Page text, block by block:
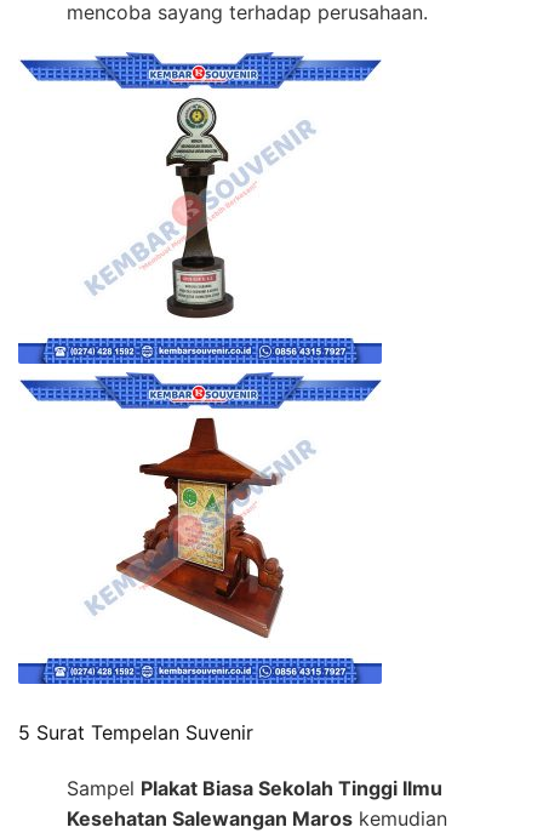
mencoba sayang terhadap perusahaan.
5 Surat Tempelan Suvenir
Sampel Plakat Biasa Sekolah Tinggi Ilmu
Kesehatan Salewangan Maros kemudian